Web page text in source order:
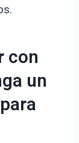
con
un